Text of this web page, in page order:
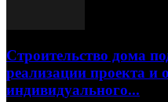
Строительство дома
реализации проекта и
индивидуального...